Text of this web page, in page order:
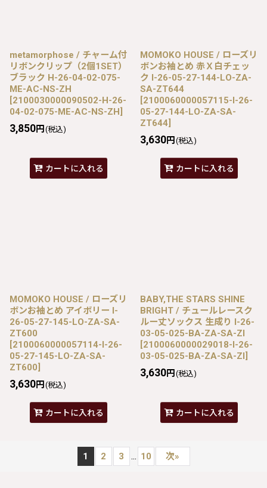
metamorphose / チャーム付
リボンクリップ（2個1SET）
ブラック H-26-04-02-075-
ME-AC-NS-ZH
[2100030000090502-H-26-
04-02-075-ME-AC-NS-ZH]
3,850円 (税込)
カートに入れる
MOMOKO HOUSE / ローズリ
ボンお袖とめ 赤Ｘ白チェッ
ク I-26-05-27-144-LO-ZA-
SA-ZT644
[2100060000057115-I-26-
05-27-144-LO-ZA-SA-
ZT644]
3,630円 (税込)
カートに入れる
MOMOKO HOUSE / ローズリ
ボンお袖とめ アイボリー I-
26-05-27-145-LO-ZA-SA-
ZT600
[2100060000057114-I-26-
05-27-145-LO-ZA-SA-
ZT600]
3,630円 (税込)
カートに入れる
BABY,THE STARS SHINE
BRIGHT / チュールレースク
ルー丈ソックス 生成り I-26-
03-05-025-BA-ZA-SA-ZI
[2100060000029018-I-26-
03-05-025-BA-ZA-SA-ZI]
3,630円 (税込)
カートに入れる
1 2 3 ... 10 次»